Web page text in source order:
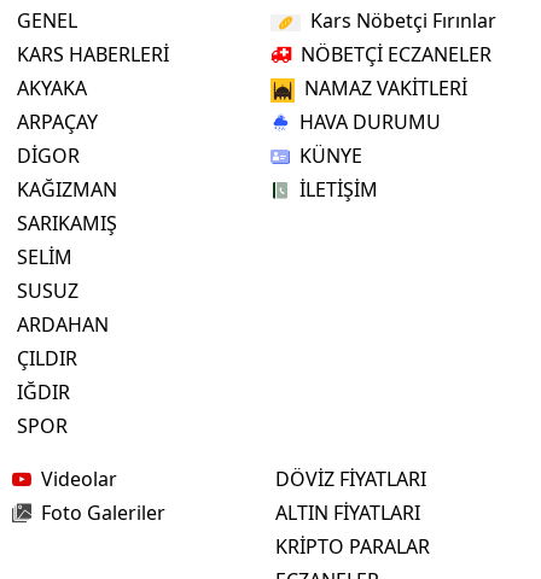
GENEL
KARS HABERLERİ
AKYAKA
ARPAÇAY
DİGOR
KAĞIZMAN
SARIKAMIŞ
SELİM
SUSUZ
ARDAHAN
ÇILDIR
IĞDIR
SPOR
Kars Nöbetçi Fırınlar
NÖBETÇİ ECZANELER
NAMAZ VAKİTLERİ
HAVA DURUMU
KÜNYE
İLETİŞİM
Videolar
Foto Galeriler
DÖVİZ FİYATLARI
ALTIN FİYATLARI
KRİPTO PARALAR